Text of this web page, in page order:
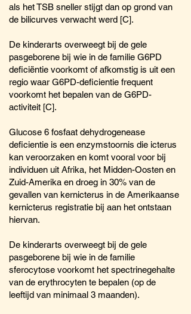
als het TSB sneller stijgt dan op grond van
de bilicurves verwacht werd [C].
De kinderarts overweegt bij de gele
pasgeborene bij wie in de familie G6PD
deficiëntie voorkomt of afkomstig is uit een
regio waar G6PD-deficientie frequent
voorkomt het bepalen van de G6PD-
activiteit [C].
Glucose 6 fosfaat dehydrogenease
deficientie is een enzymstoornis die icterus
kan veroorzaken en komt vooral voor bij
individuen uit Afrika, het Midden-Oosten en
Zuid-Amerika en droeg in 30% van de
gevallen van kernicterus in de Amerikaanse
kernicterus registratie bij aan het ontstaan
hiervan.
De kinderarts overweegt bij de gele
pasgeborene bij wie in de familie
sferocytose voorkomt het spectrinegehalte
van de erythrocyten te bepalen (op de
leeftijd van minimaal 3 maanden).